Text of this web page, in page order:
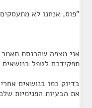
"פוס, אנחנו לא
אני מצפה שהכנסת
תפקידכם לטפל בנושאים
בדיוק כמו בנושאים
את הבעיות הפנימיות